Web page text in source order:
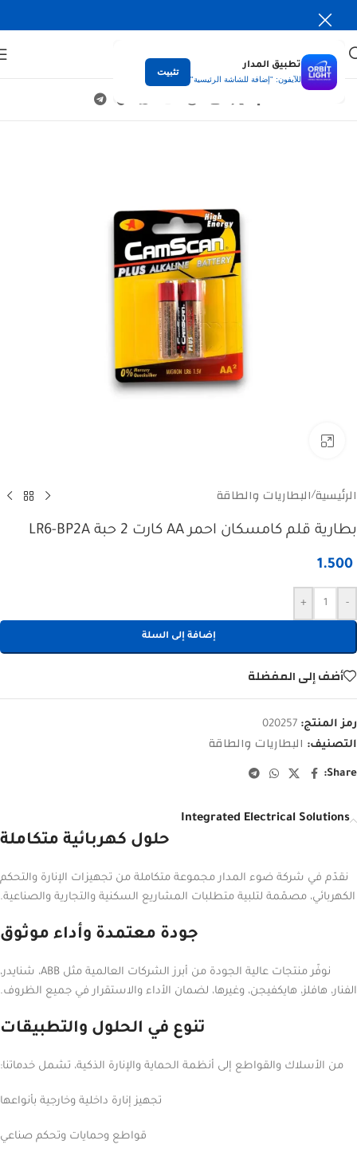
تطبيق المدار
للآيفون: "إضافة للشاشة الرئيسية"
تثبيت
الرئيسية/البطاريات والطاقة
بطارية قلم كامسكان احمر AA كارت 2 حبة LR6-BP2A
1.500
-
+
إضافة إلى السلة
أضف إلى المفضلة
رمز المنتج: 020257
التصنيف: البطاريات والطاقة
Share:
Integrated Electrical Solutions
حلول كهربائية متكاملة
نقدّم في شركة ضوء المدار مجموعة متكاملة من تجهيزات الإنارة والتحكم
الكهربائي، مصمّمة لتلبية متطلبات المشاريع السكنية والتجارية والصناعية.
جودة معتمدة وأداء موثوق
نوفّر منتجات عالية الجودة من أبرز الشركات العالمية مثل ABB، شنايدر،
الفنار، هافلز، هايكفيجن، وغيرها، لضمان الأداء والاستقرار في جميع الظروف.
تنوع في الحلول والتطبيقات
من الأسلاك والقواطع إلى أنظمة الحماية والإنارة الذكية، تشمل خدماتنا:
تجهيز إنارة داخلية وخارجية بأنواعها
قواطع وحمايات وتحكم صناعي